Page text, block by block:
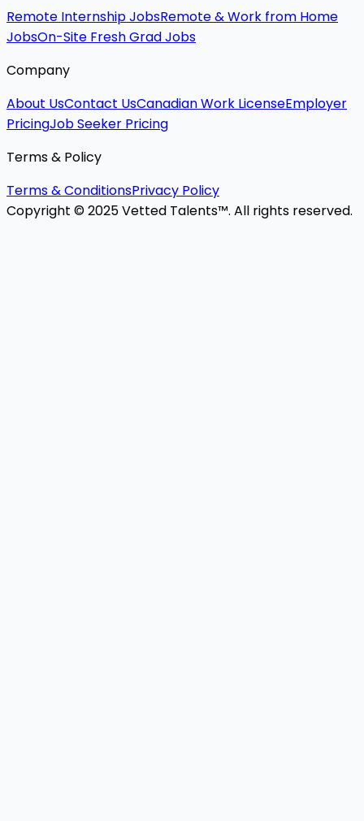
Remote Internship JobsRemote & Work from Home
JobsOn-Site Fresh Grad Jobs
Company
About UsContact UsCanadian Work LicenseEmployer
PricingJob Seeker Pricing
Terms & Policy
Terms & ConditionsPrivacy Policy
Copyright © 2025 Vetted Talents™. All rights reserved.